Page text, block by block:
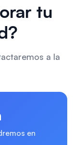
tu
a la
en